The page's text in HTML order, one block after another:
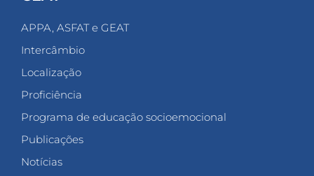
APPA, ASFAT e GEAT
Intercâmbio
Localização
Proficiência
Programa de educação socioemocional
Publicações
Notícias